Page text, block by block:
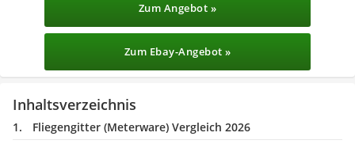
Zum Angebot »
Zum Ebay-Angebot »
Inhaltsverzeichnis
Fliegengitter (Meterware) Vergleich 2026